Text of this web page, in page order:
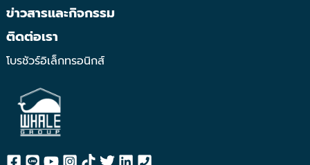
ข่าวสารและกิจกรรม
ติดต่อเรา
โบรชัวร์อิเล็กทรอนิกส์